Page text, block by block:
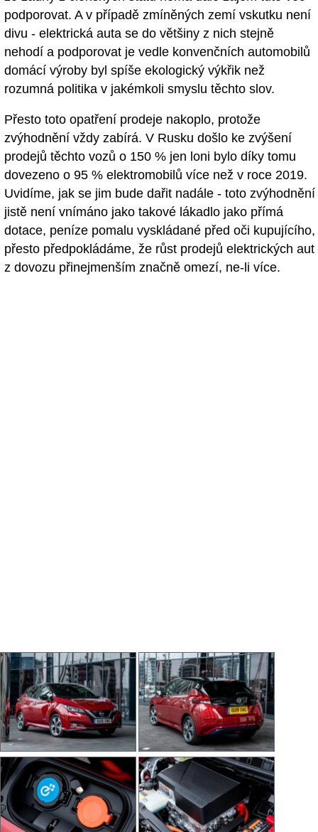
podporovat. A v případě zmíněných zemí vskutku není
divu - elektrická auta se do většiny z nich stejně
nehodí a podporovat je vedle konvenčních automobilů
domácí výroby byl spíše ekologický výkřik než
rozumná politika v jakémkoli smyslu těchto slov.
Přesto toto opatření prodeje nakoplo, protože
zvýhodnění vždy zabírá. V Rusku došlo ke zvýšení
prodejů těchto vozů o 150 % jen loni bylo díky tomu
dovezeno o 95 % elektromobilů více než v roce 2019.
Uvidíme, jak se jim bude dařit nadále - toto zvýhodnění
jistě není vnímáno jako takové lákadlo jako přímá
dotace, peníze pomalu vyskládané před oči kupujícího,
přesto předpokládáme, že růst prodejů elektrických aut
z dovozu přinejmenším značně omezí, ne-li více.